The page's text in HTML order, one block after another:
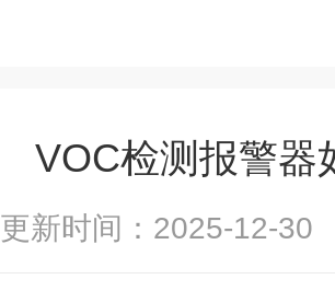
VOC检测报警器
更新时间：2025-12-